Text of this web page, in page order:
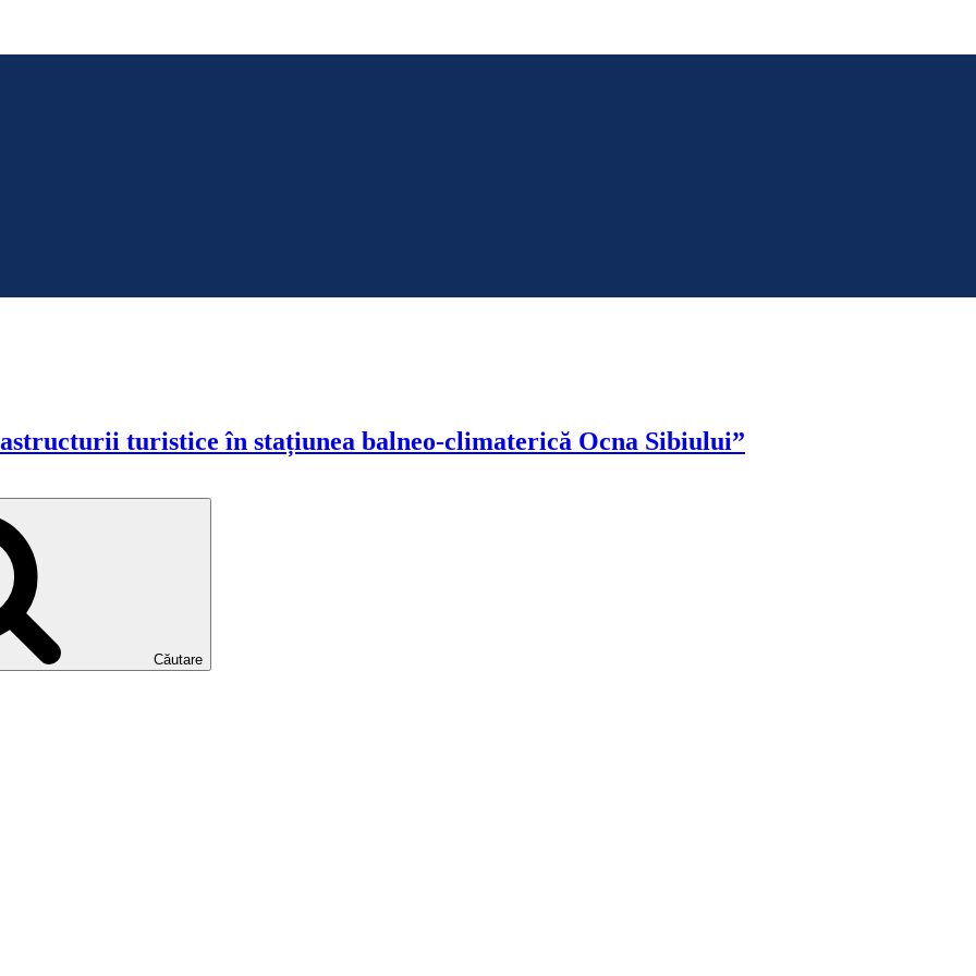
turistice în stațiunea balneo-climaterică Ocna Sibiului”
Căutare